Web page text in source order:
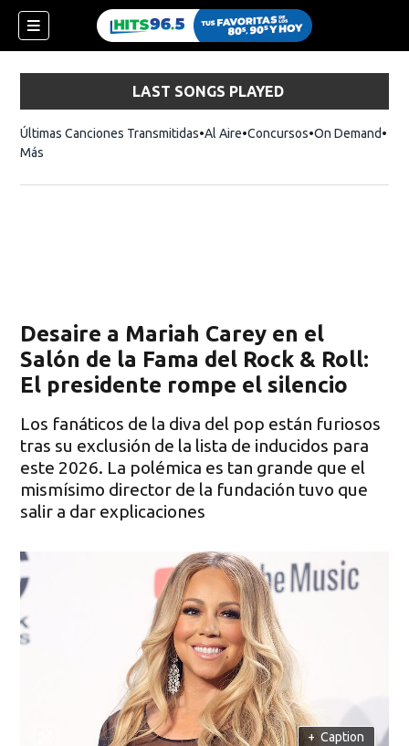
LAST SONGS PLAYED
Últimas Canciones Transmitidas Al Aire Concursos On Demand
Más
Desaire a Mariah Carey en el
Salón de la Fama del Rock & Roll:
El presidente rompe el silencio
Los fanáticos de la diva del pop están furiosos
tras su exclusión de la lista de inducidos para
este 2026. La polémica es tan grande que el
mismísimo director de la fundación tuvo que
salir a dar explicaciones
+ Caption